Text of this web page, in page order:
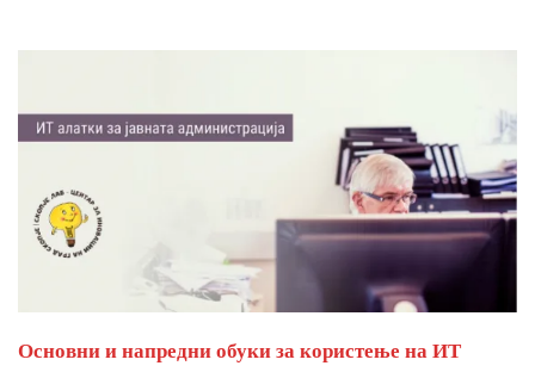
Основни и напредни обуки за користење на ИТ